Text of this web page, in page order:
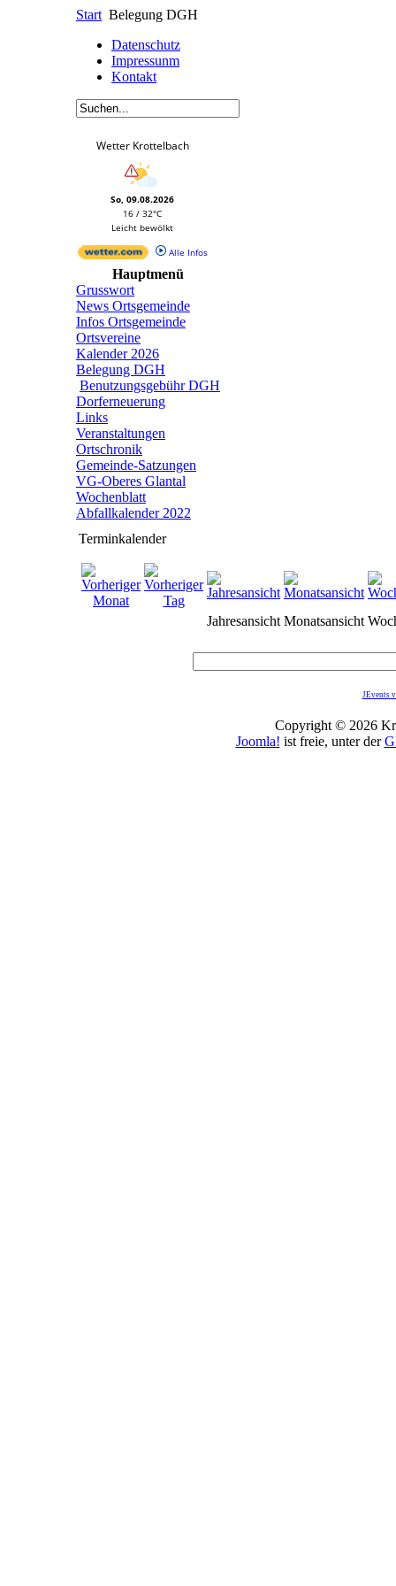
Start Belegung DGH
Datenschutz
Impressunm
Kontakt
Wetter Krottelbach
So, 09.08.2026
16 / 32°C
Leicht bewölkt
Alle Infos
Hauptmenü
Grusswort
News Ortsgemeinde
Infos Ortsgemeinde
Ortsvereine
Kalender 2026
Belegung DGH
Benutzungsgebühr DGH
Dorferneuerung
Links
Veranstaltungen
Ortschronik
Gemeinde-Satzungen
VG-Oberes Glantal
Wochenblatt
Abfallkalender 2022
Terminkalender
Jahresansicht Monatsansicht
JEvents
Copyright © 2026
Joomla! ist freie, unter der